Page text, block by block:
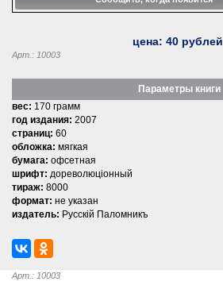
цена: 40 рублей
Арт.: 10003
Параметры книги
вес: 170 грамм
год издания: 2007
страниц: 60
обложка: мягкая
бумага: офсетная
шрифт: дореволюцiонный
тираж: 8000
формат: не указан
издатель: Русскiй Паломникъ
Арт.: 10003